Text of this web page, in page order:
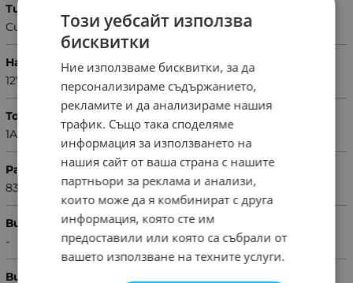
Тип
Сирена
Напрежение
12V
Ток
1A
Размери
83x76mm
Вид
-
Вид звук
Този уебсайт използва
бисквитки
Ние използваме бисквитки, за да
персонализираме съдържанието,
рекламите и да анализираме нашия
трафик. Също така споделяме
информация за използването на
нашия сайт от ваша страна с нашите
партньори за реклама и анализи,
които може да я комбинират с друга
информация, която сте им
предоставили или която са събрали от
вашето използване на техните услуги.